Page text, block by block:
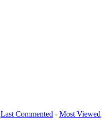
Last Commented - Most Viewed